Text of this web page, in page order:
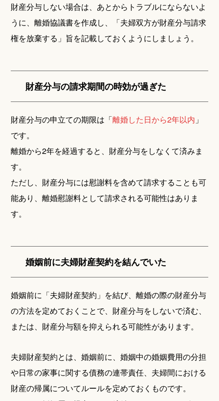
財産分与しない場合は、あとからトラブルにならないよ
うに、離婚協議書を作成し、「夫婦双方が財産分与請求
権を放棄する」旨を記載しておくようにしましょう。
財産分与の請求期間の時効が過ぎた
財産分与の申立ての期限は「離婚した日から2年以内 」
です。
離婚から2年を経過すると、財産分与をしなくて済みま
す。
ただし、財産分与には慰謝料を含めて請求することも可
能あり、離婚慰謝料として請求される可能性はありま
す。
婚姻前に夫婦財産契約を結んでいた
婚姻前に「夫婦財産契約」を結び、離婚の際の財産分与
の方法を定めておくことで、財産分与をしないで済む、
または、財産分与額を抑えられる可能性があります。
夫婦財産契約とは、婚姻前に、婚姻中の婚姻費用の分担
や日常の家事に関する債務の連帯責任、夫婦間における
財産の帰属についてルールを定めておくものです。